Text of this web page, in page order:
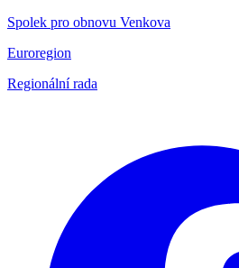
Spolek pro obnovu Venkova
Euroregion
Regionální rada